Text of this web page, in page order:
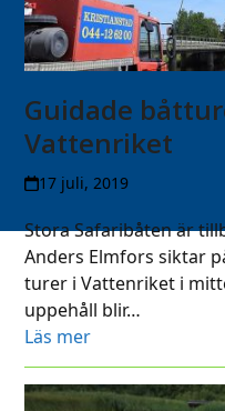
Guidade
Vattenriket
17 juli, 2019
Stora Safaribåten är
Anders Elmfors siktar
turer i Vattenriket i
uppehåll blir…
Läs mer